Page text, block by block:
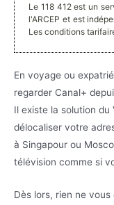
Le 118 412 est un
l'ARCEP et est
Les conditions
En voyage ou
regarder Canal+
Il existe la solution du
délocaliser votre
à Singapour ou
télévision comme si
Dès lors, rien ne